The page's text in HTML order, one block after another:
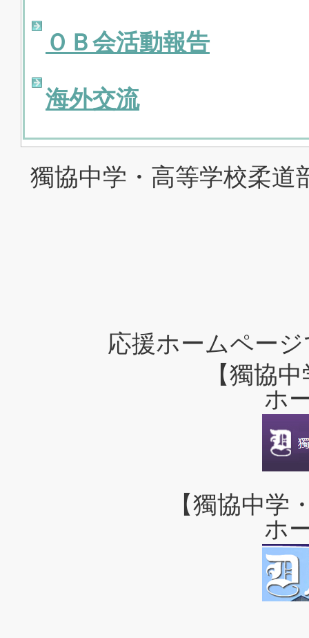
ＯＢ会活動報告
海外交流
獨協中学・高等学校柔道
応援ホームペー
【獨協
ホ
【獨協中学
ホ